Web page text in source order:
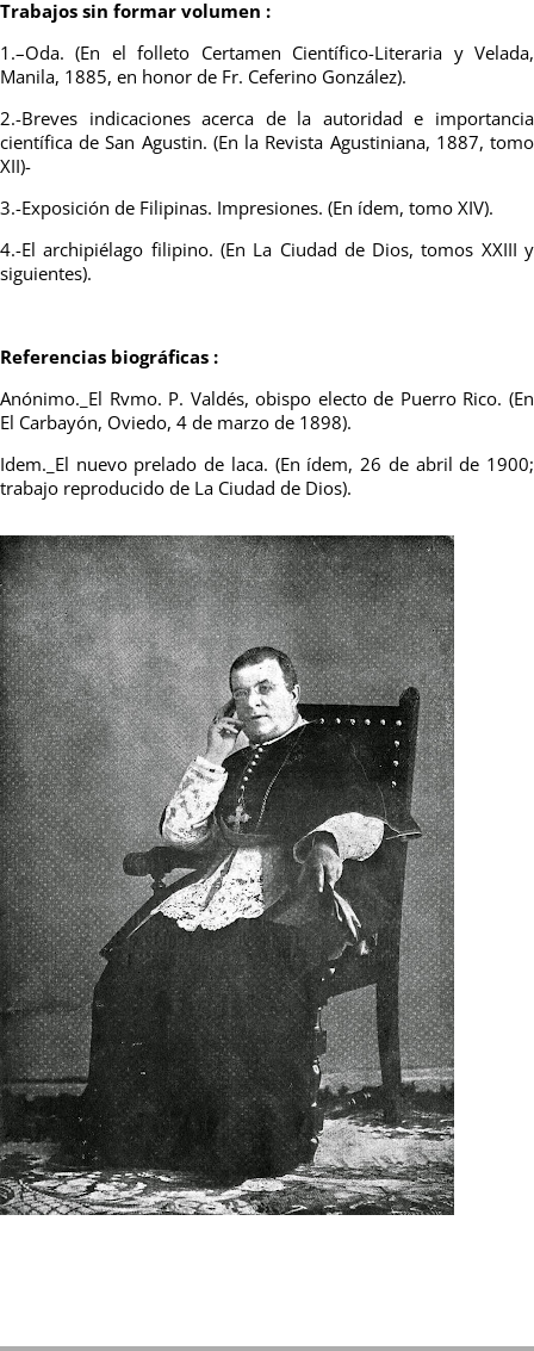
Trabajos sin formar volumen :
1.–Oda. (En el folleto Certamen Científico-Literaria y Velada,
Manila, 1885, en honor de Fr. Ceferino González).
2.-Breves indicaciones acerca de la autoridad e importancia
científica de San Agustin. (En la Revista Agustiniana, 1887, tomo
XII)-
3.-Exposición de Filipinas. Impresiones. (En ídem, tomo XIV).
4.-El archipiélago filipino. (En La Ciudad de Dios, tomos XXIII y
siguientes).
Referencias biográficas :
Anónimo._El Rvmo. P. Valdés, obispo electo de Puerro Rico. (En
El Carbayón, Oviedo, 4 de marzo de 1898).
Idem._El nuevo prelado de laca. (En ídem, 26 de abril de 1900;
trabajo reproducido de La Ciudad de Dios).